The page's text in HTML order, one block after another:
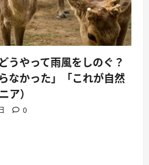
うやって雨風をしのぐ？
なかった」「これが自然
ア）
0